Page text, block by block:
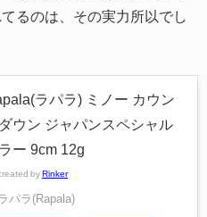
るのは、その実力所以でし
ラパラ) ミノー カウン
ダウン ジャパンスペシャル
ー 9cm 12g
by Rinker
パラ(Rapala)